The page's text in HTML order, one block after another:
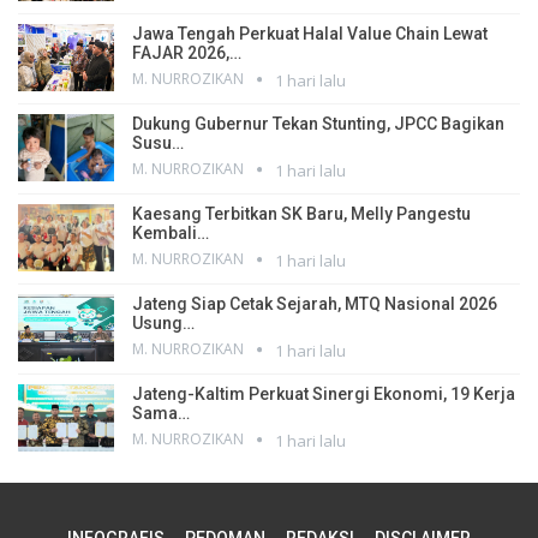
Jawa Tengah Perkuat Halal Value Chain Lewat
FAJAR 2026,…
M. NURROZIKAN 1 hari lalu
Dukung Gubernur Tekan Stunting, JPCC Bagikan
Susu…
M. NURROZIKAN 1 hari lalu
Kaesang Terbitkan SK Baru, Melly Pangestu
Kembali…
M. NURROZIKAN 1 hari lalu
Jateng Siap Cetak Sejarah, MTQ Nasional 2026
Usung…
M. NURROZIKAN 1 hari lalu
Jateng-Kaltim Perkuat Sinergi Ekonomi, 19 Kerja
Sama…
M. NURROZIKAN 1 hari lalu